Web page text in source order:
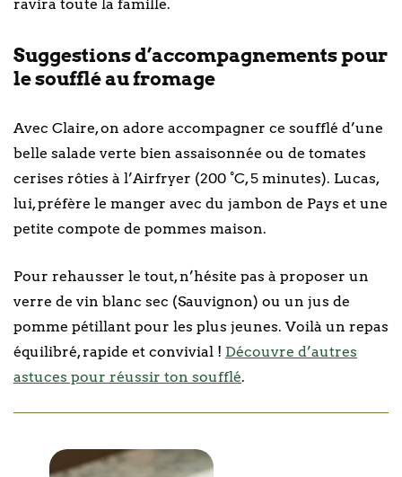
ravira toute la famille.
Suggestions d’accompagnements pour
le soufflé au fromage
Avec Claire, on adore accompagner ce soufflé d’une
belle salade verte bien assaisonnée ou de tomates
cerises rôties à l’Airfryer (200 °C, 5 minutes). Lucas,
lui, préfère le manger avec du jambon de Pays et une
petite compote de pommes maison.
Pour rehausser le tout, n’hésite pas à proposer un
verre de vin blanc sec (Sauvignon) ou un jus de
pomme pétillant pour les plus jeunes. Voilà un repas
équilibré, rapide et convivial ! Découvre d’autres
astuces pour réussir ton soufflé.